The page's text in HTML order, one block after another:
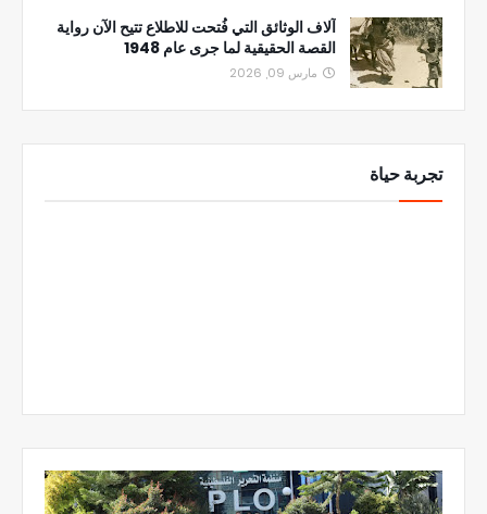
آلاف الوثائق التي فُتحت للاطلاع تتيح الآن رواية
القصة الحقيقية لما جرى عام 1948
مارس 09, 2026
تجربة حياة